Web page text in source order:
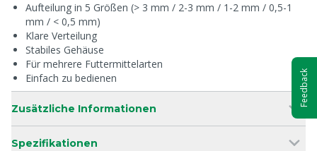
Aufteilung in 5 Größen (> 3 mm / 2-3 mm / 1-2 mm / 0,5-1
mm / < 0,5 mm)
Klare Verteilung
Stabiles Gehäuse
Für mehrere Futtermittelarten
Einfach zu bedienen
Zusätzliche Informationen
Spezifikationen
Feedback